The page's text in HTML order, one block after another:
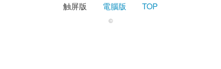
触屏版 電腦版 TOP
©